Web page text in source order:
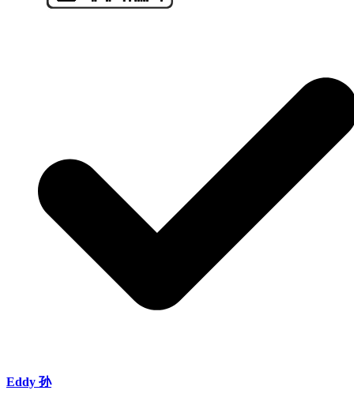
Eddy 孙